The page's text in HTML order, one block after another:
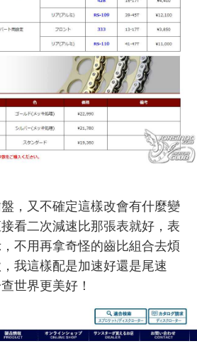
，又不確定這樣改會有什麼變
看二次減速比那張表就好，表
不用再拿奇怪的齒比組合去煩
我這樣配是加速好還是尾速
世界更美好！